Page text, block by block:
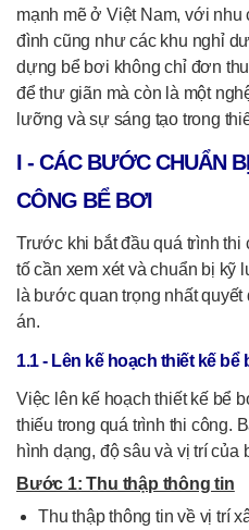
mạnh mẽ ở Việt Nam, với
đình cũng như các khu nghỉ
dựng bể bơi không chỉ đơn
để thư giãn mà còn là một
lưỡng và sự sáng tạo trong
I - CÁC BƯỚC CHUẨN
CÔNG BỂ BƠI
Trước khi bắt đầu quá trình thi
tố cần xem xét và chuẩn bị
là bước quan trọng nhất
án.
1.1 - Lên kế hoạch thiết kế bể
Việc lên kế hoạch thiết kế bể
thiếu trong quá trình thi công.
hình dạng, độ sâu và vị trí của
Bước 1: Thu thập thông tin
Thu thập thông tin về vị trí